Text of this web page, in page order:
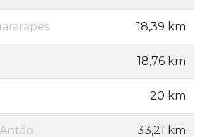
18,39 km
18,76 km
20 km
33,21 km